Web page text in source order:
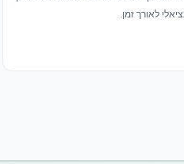
לאורך זמן.